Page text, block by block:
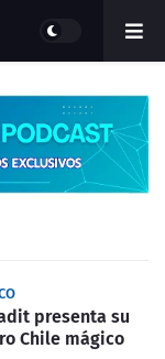
presenta su
Chile mágico